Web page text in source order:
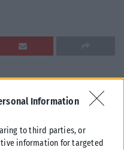
Information
to third parties, or
information for targeted